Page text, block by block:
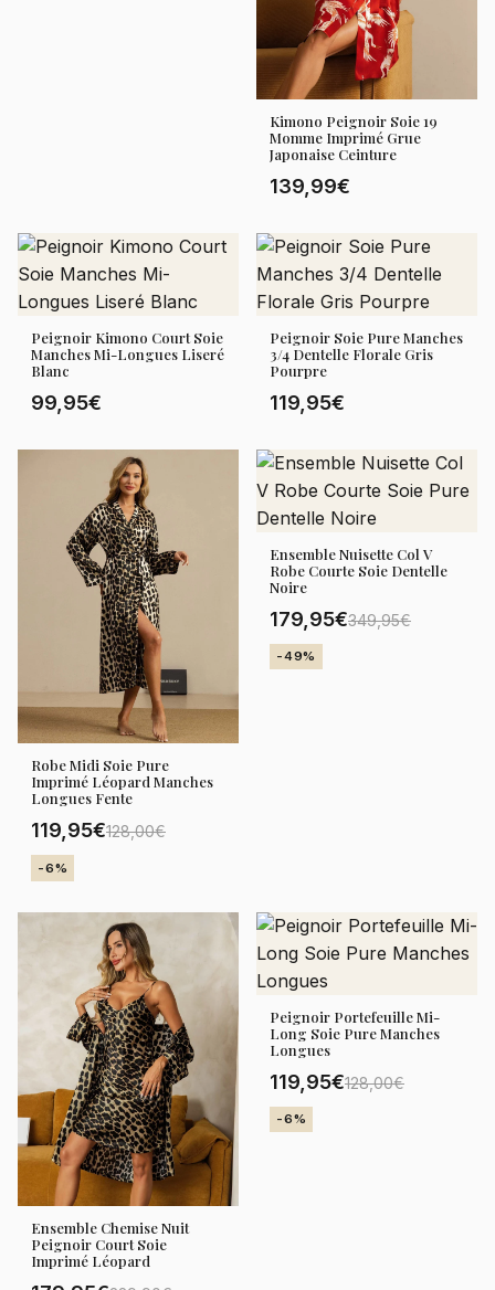
Kimono Peignoir Soie 19
Momme Imprimé Grue
Japonaise Ceinture
139,99€
Peignoir Kimono Court Soie
Manches Mi-Longues Liseré
Blanc
99,95€
Peignoir Soie Pure Manches
3/4 Dentelle Florale Gris
Pourpre
119,95€
Robe Midi Soie Pure
Imprimé Léopard Manches
Longues Fente
119,95€128,00€
-6%
Ensemble Nuisette Col V
Robe Courte Soie Dentelle
Noire
179,95€349,95€
-49%
Ensemble Chemise Nuit
Peignoir Court Soie
Imprimé Léopard
Peignoir Portefeuille Mi-
Long Soie Pure Manches
Longues
119,95€128,00€
-6%